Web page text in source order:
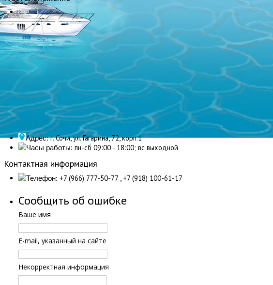
Адрес:г. Сочи, ул. Гагарина, 72, корп.1
Часы работы: пн-сб 09:00 - 18:00; вс выходной
Контактная информация
Телефон: +7 (966) 777-50-77 , +7 (918) 100-61-17
Сообщить об ошибке
Ваше имя
E-mail, указанный на сайте
Некорректная информация